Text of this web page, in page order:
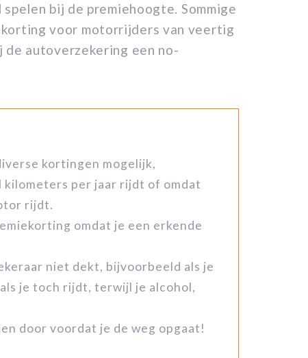
bij de premiehoogte. Sommige
voor motorrijders van veertig
autoverzekering een no-
kortingen mogelijk,
per jaar rijdt of omdat
rijdt.
omdat je een erkende
niet dekt, bijvoorbeeld als je
je toch rijdt, terwijl je alcohol,
door voordat je de weg opgaat!